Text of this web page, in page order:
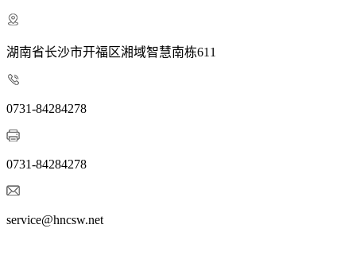
湖南省长沙市开福区湘域智慧南栋611
0731-84284278
0731-84284278
service@hncsw.net